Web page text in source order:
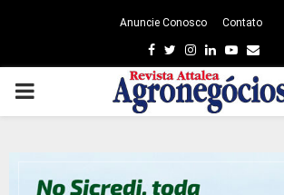
Anuncie Conosco Contato
Facebook
TwitterInstagram
LinkedinYoutube
Email
PRIMARY